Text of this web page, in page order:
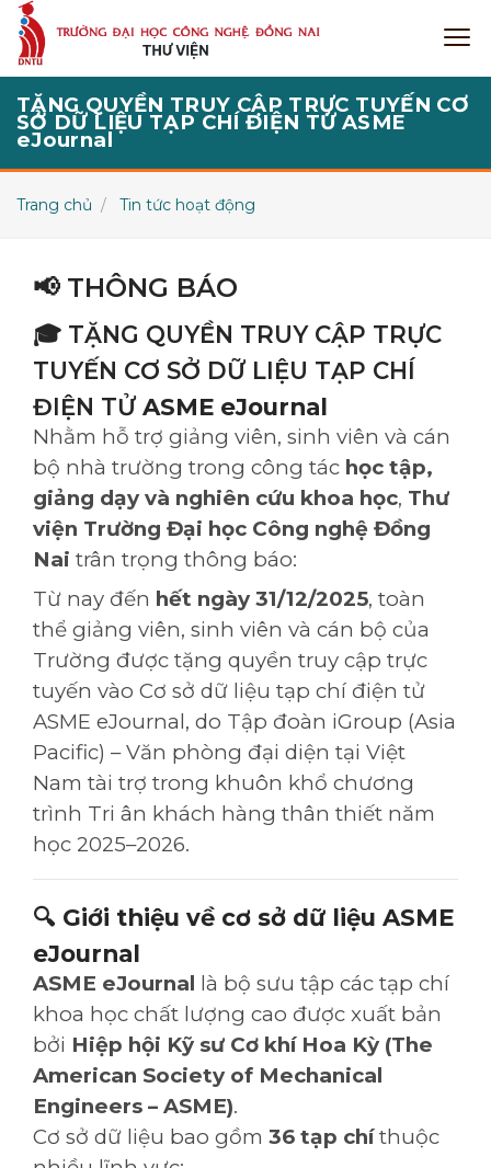
TẶNG QUYỀN TRUY CẬP TRỰC TUYẾN CƠ
SỞ DỮ LIỆU TẠP CHÍ ĐIỆN TỬ ASME
eJournal
Trang chủ Tin tức hoạt động
📢 THÔNG BÁO
🎓 TẶNG QUYỀN TRUY CẬP TRỰC
TUYẾN CƠ SỞ DỮ LIỆU TẠP CHÍ
ĐIỆN TỬASME eJournal
Nhằm hỗ trợ giảng viên, sinh viên và cán
bộ nhà trường trong công tác học tập,
giảng dạy và nghiên cứu khoa học, Thư
viện Trường Đại học Công nghệ Đồng
Nai trân trọng thông báo:
Từ nay đến hết ngày 31/12/2025, toàn
thể giảng viên, sinh viên và cán bộ của
Trường được tặng quyền truy cập trực
tuyến vào Cơ sở dữ liệu tạp chí điện tử
ASME eJournal, do Tập đoàn iGroup (Asia
Pacific) – Văn phòng đại diện tại Việt
Nam tài trợ trong khuôn khổ chương
trình Tri ân khách hàng thân thiết năm
học 2025–2026.
🔍 Giới thiệu về cơ sở dữ liệu ASME
eJournal
ASME eJournal là bộ sưu tập các tạp chí
khoa học chất lượng cao được xuất bản
bởi Hiệp hội Kỹ sư Cơ khí Hoa Kỳ (The
American Society of Mechanical
Engineers – ASME).
Cơ sở dữ liệu bao gồm 36 tạp chíthuộc